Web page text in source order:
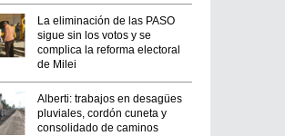
La eliminación de las PASO
sigue sin los votos y se
complica la reforma electoral
de Milei
Alberti: trabajos en desagües
pluviales, cordón cuneta y
consolidado de caminos